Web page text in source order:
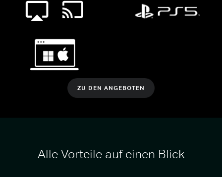
ZU DEN ANGEBOTEN
Alle Vorteile auf einen Blick